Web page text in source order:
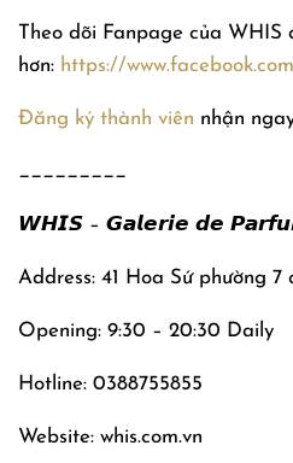
Theo dõi Fanpage của WHIS
hơn: https://
Đăng ký thành viên nhận
_________
𝙒𝙃𝙄𝙎 – 𝙂𝙖𝙡𝙚𝙧𝙞𝙚 𝙙𝙚
Address: 41 Hoa Sứ phường 7
Opening: 9:30 – 20:30 Daily
Hotline: 0388755855
Website: whis.com.vn